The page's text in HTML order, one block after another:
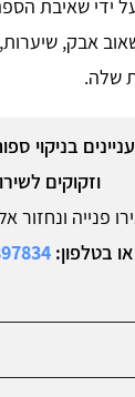
ידי שאיבת
אבק, שיערות,
שלה.
בניקוי
וזקוקים
פנייה ונחזור
או בטלפון: